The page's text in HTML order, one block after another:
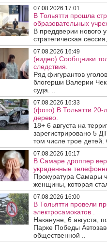
07.08.2026 17:01
В Тольятти прошла
образовательных
В преддверии нового
стратегическая
07.08.2026 16:49
(видео) Сообщники
следствия.
Ряд фигурантов
блогерши Валерии
суда. ..
07.08.2026 16:33
(фото) В Тольятти 20-
дерево.
18+ 6 августа на
зарегистрировано 5
том числе трое
07.08.2026 16:17
В Самаре дроппер
украденные
Прокуратура Самары
женщины, которая
07.08.2026 16:00
В Тольятти провели
электросамокатов .
Накануне, 6 августа,
Парке Победы
общественной ..